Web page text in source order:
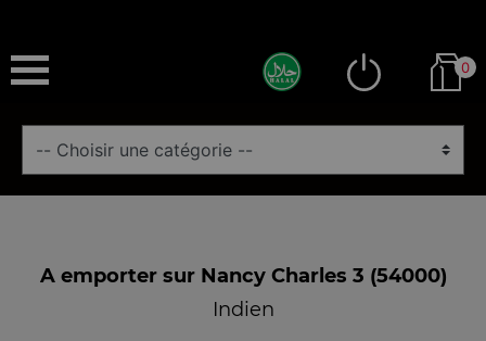
0
A emporter sur Nancy Charles 3 (54000)
Indien